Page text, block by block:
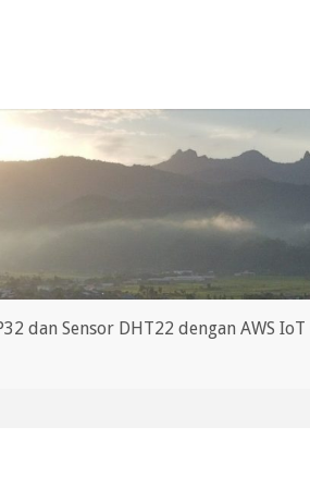
dan Sensor DHT22 dengan AWS